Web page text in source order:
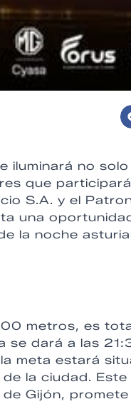
no
que
S.A. y el
una
la noche
metros, es
se dará a las
meta estará
la ciudad.
Gijón,